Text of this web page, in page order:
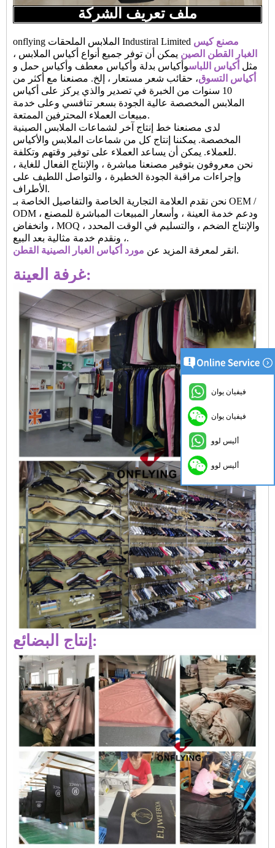
ملف تعريف الشركة
onflying الملابس الملحقات Industiral Limited مصنع كيس
الغبار القطن الصين يمكن أن توفر جميع أنواع أكياس الملابس ،
مثل أكياس اللباسوأكياس بدلة وأكياس معطف وأكياس حمل و
أكياس التسوق، حقائب شعر مستعار ، إلخ. مصنعنا مع أكثر من
10 سنوات من الخبرة في تصدير والذي يركز على أكياس
الملابس المخصصة عالية الجودة بسعر تنافسي وعلى خدمة
مبيعات العملاء المحترفين الممتعة.
لدى مصنعنا خط إنتاج آخر لشماعات الملابس الصينية
المخصصة. يمكننا إنتاج كل من شماعات الملابس والأكياس
للعملاء. يمكن أن يساعد العملاء على توفير وقتهم وتكلفة.
نحن معروفون بتوفير مصنعنا مباشرة ، والإنتاج الفعال للغاية ،
وإجراءات مراقبة الجودة الخطيرة ، والتواصل اللطيف على
الأطراف.
نحن نقدم العلامة التجارية الخاصة والتفاصيل الخاصة بـ OEM /
ODM ، ودعم خدمة العينة ، وأسعار المبيعات المباشرة للمصنع
، وانخفاض MOQ ، والإنتاج الضخم ، والتسليم في الوقت المحدد
، ونقدم خدمة مثالية بعد البيع.
انقر لمعرفة المزيد عن مورد أكياس الغبار الصينية القطن .
غرفة العينة:
إنتاج البضائع:
فيفيان يوان
فيفيان يوان
أليس لوو
أليس لوو